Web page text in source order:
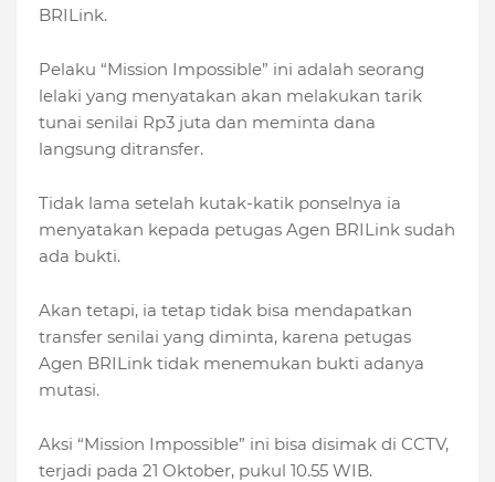
BRILink.
Pelaku “Mission Impossible” ini adalah seorang
lelaki yang menyatakan akan melakukan tarik
tunai senilai Rp3 juta dan meminta dana
langsung ditransfer.
Tidak lama setelah kutak-katik ponselnya ia
menyatakan kepada petugas Agen BRILink sudah
ada bukti.
Akan tetapi, ia tetap tidak bisa mendapatkan
transfer senilai yang diminta, karena petugas
Agen BRILink tidak menemukan bukti adanya
mutasi.
Aksi “Mission Impossible” ini bisa disimak di CCTV,
terjadi pada 21 Oktober, pukul 10.55 WIB.